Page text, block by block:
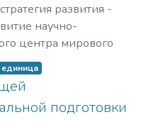
развития -
научно-
центра мирового
ядерной физики и
физики
астрофизики и
подготовки